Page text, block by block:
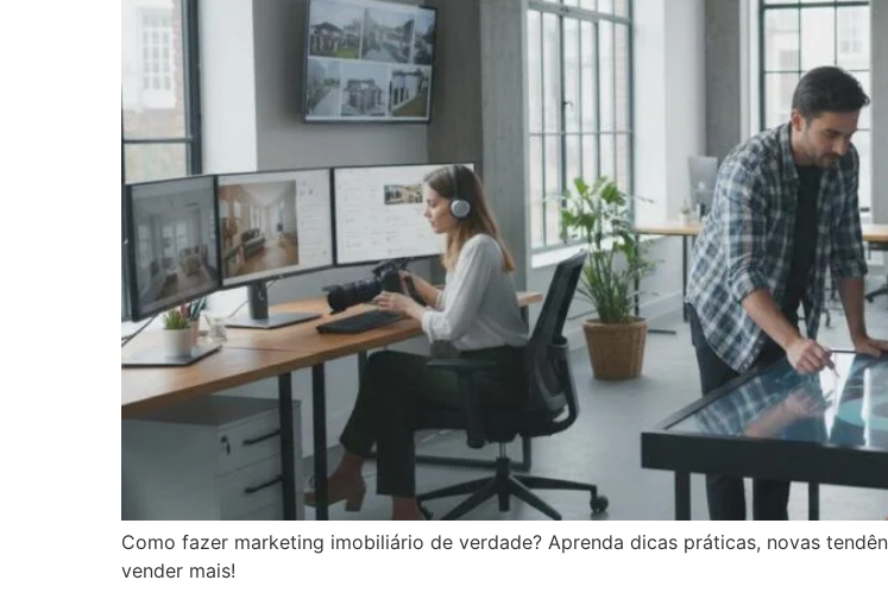
Como fazer marketing imobiliário de verdade? Aprenda dicas práticas, novas
vender mais!